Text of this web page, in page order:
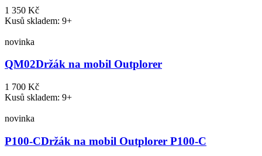
1 350 Kč
Kusů skladem: 9+
novinka
QM02Držák na mobil Outplorer
1 700 Kč
Kusů skladem: 9+
novinka
P100-CDržák na mobil Outplorer P100-C